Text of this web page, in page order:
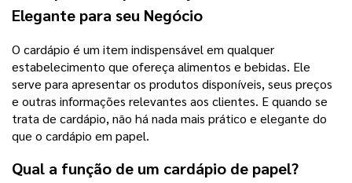
Elegante para seu Negócio
O cardápio é um item indispensável em qualquer
estabelecimento que ofereça alimentos e bebidas. Ele
serve para apresentar os produtos disponíveis, seus preços
e outras informações relevantes aos clientes. E quando se
trata de cardápio, não há nada mais prático e elegante do
que o cardápio em papel.
Qual a função de um cardápio de papel?